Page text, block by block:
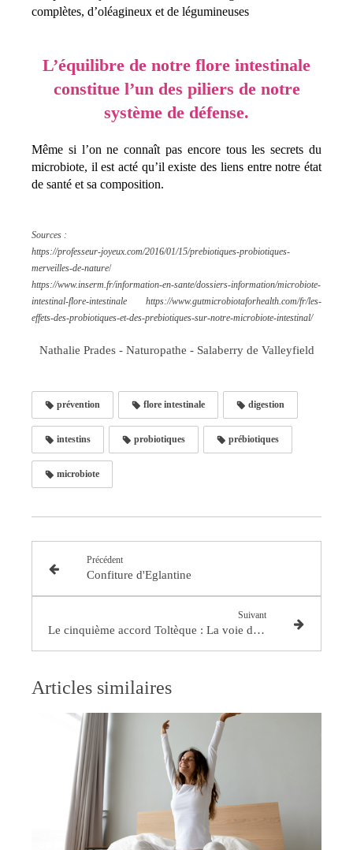
complètes, d’oléagineux et de légumineuses
L’équilibre de notre flore intestinale
constitue l’un des piliers de notre
système de défense.
Même si l’on ne connaît pas encore tous les secrets du
microbiote, il est acté qu’il existe des liens entre notre état
de santé et sa composition.
Sources :
https://professeur-joyeux.com/2016/01/15/prebiotiques-probiotiques-
merveilles-de-nature/
https://www.inserm.fr/information-en-sante/dossiers-information/microbiote-
intestinal-flore-intestinale https://www.gutmicrobiotaforhealth.com/fr/les-
effets-des-probiotiques-et-des-prebiotiques-sur-notre-microbiote-intestinal/
Nathalie Prades - Naturopathe - Salaberry de Valleyfield
prévention flore intestinale digestion
intestins probiotiques prébiotiques
microbiote
Précédent
Confiture d'Eglantine
Suivant
Le cinquième accord Toltèque : La voie de la maitrise de soi
Articles similaires